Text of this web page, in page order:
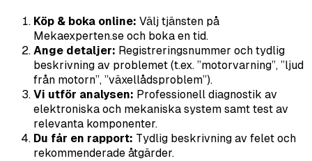
Köp & boka online: Välj tjänsten på
Mekaexperten.se och boka en tid.
Ange detaljer: Registreringsnummer och tydlig
beskrivning av problemet (t.ex. ”motorvarning”, ”ljud
från motorn”, ”växellådsproblem”).
Vi utför analysen: Professionell diagnostik av
elektroniska och mekaniska system samt test av
relevanta komponenter.
Du får en rapport: Tydlig beskrivning av felet och
rekommenderade åtgärder.